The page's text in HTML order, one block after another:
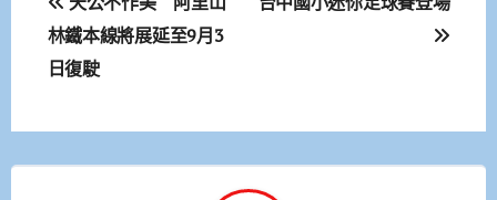
章
導
覽
林鐵本線將展延至9月3
日復駛